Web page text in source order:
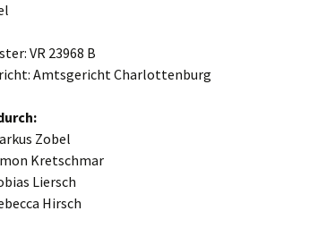
VR 23968 B
Amtsgericht Charlottenburg
Zobel
Kretschmar
Liersch
Hirsch